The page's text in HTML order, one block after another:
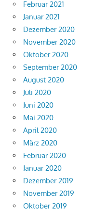
Februar 2021
Januar 2021
Dezember 2020
November 2020
Oktober 2020
September 2020
August 2020
Juli 2020
Juni 2020
Mai 2020
April 2020
März 2020
Februar 2020
Januar 2020
Dezember 2019
November 2019
Oktober 2019